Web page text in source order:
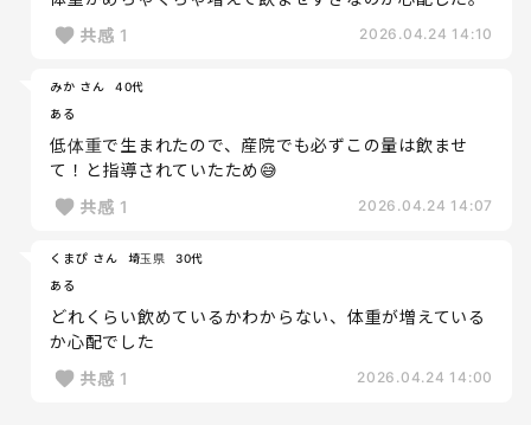
共感 1 2026.04.24 14:10
みか さん
40代
ある
低体重で生まれたので、産院でも必ずこの量は飲ませ
て！と指導されていたため😅
共感 1 2026.04.24 14:07
くまぴ さん 埼玉県
30代
ある
どれくらい飲めているかわからない、体重が増えている
か心配でした
共感 1 2026.04.24 14:00